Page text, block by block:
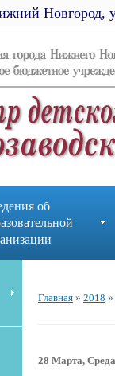
Новгород,
об
Главная » 2018 »
28 Марта, Среда